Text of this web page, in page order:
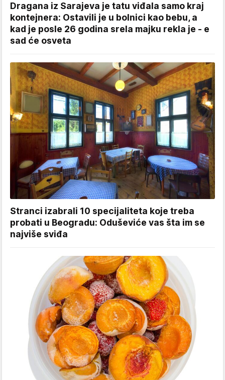
Dragana iz Sarajeva je tatu viđala samo kraj
kontejnera: Ostavili je u bolnici kao bebu, a
kad je posle 26 godina srela majku rekla je - e
sad će osveta
Stranci izabrali 10 specijaliteta koje treba
probati u Beogradu: Oduševiće vas šta im se
najviše sviđa